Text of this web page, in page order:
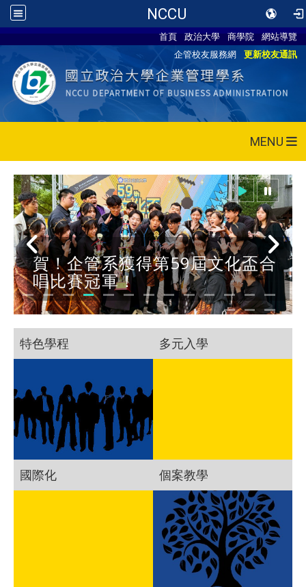
NCCU
首頁 政治大學 商學院
網站導覽
企管校友服務網
更新校友通訊
MENU
賀！企管系獲得第59屆文化盃合
唱比賽冠軍！
特色學程 多元入學
國際化 個案教學